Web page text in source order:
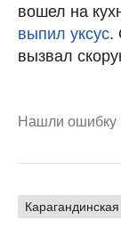
вошел на
выпил уксус.
вызвал
Нашли ошибку